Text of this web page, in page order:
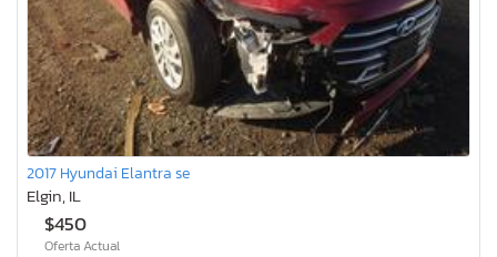
2017 Hyundai Elantra se
Elgin, IL
$450
Oferta Actual